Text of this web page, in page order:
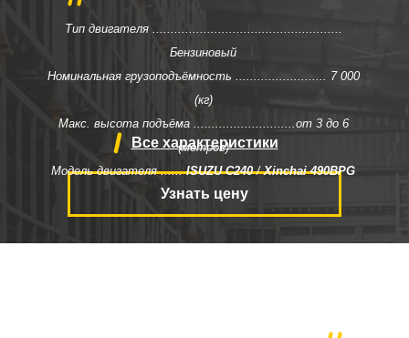
Узнать цену
Все характеристики
Тип двигателя ....................................................
Бензиновый
Номинальная грузоподъёмность ......................... 7 000
(кг)
Макс. высота подъёма ............................от 3 до 6
(метров)
Модель двигателя ......ISUZU C240/Xinchai 490BPG